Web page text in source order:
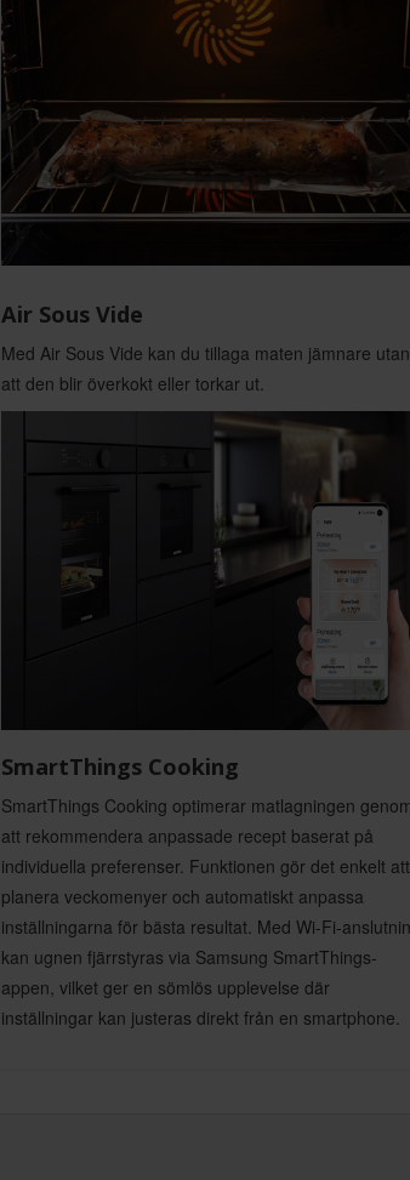
Air Sous Vide
Med Air Sous Vide kan du tillaga maten jämnare utan
att den blir överkokt eller torkar ut.
SmartThings Cooking
SmartThings Cooking optimerar matlagningen
att rekommendera anpassade recept baserat på
individuella preferenser. Funktionen gör det enkelt att
planera veckomenyer och automatiskt anpassa
inställningarna för bästa resultat. Med Wi-Fi-
kan ugnen fjärrstyras via Samsung SmartThings-
appen, vilket ger en sömlös upplevelse där
inställningar kan justeras direkt från en smartphone.